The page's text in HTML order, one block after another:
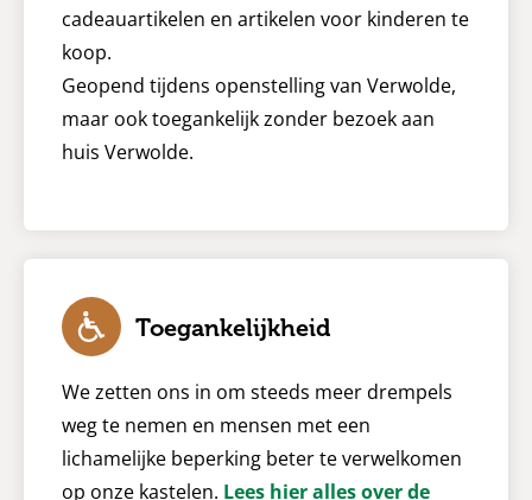
cadeauartikelen en artikelen voor kinderen te
koop.
Geopend tijdens openstelling van Verwolde,
maar ook toegankelijk zonder bezoek aan
huis Verwolde.
Toegankelijkheid
We zetten ons in om steeds meer drempels
weg te nemen en mensen met een
lichamelijke beperking beter te verwelkomen
op onze kastelen. Lees hier alles over de